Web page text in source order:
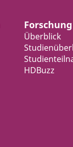
Forschung
Überblick
HDBuzz